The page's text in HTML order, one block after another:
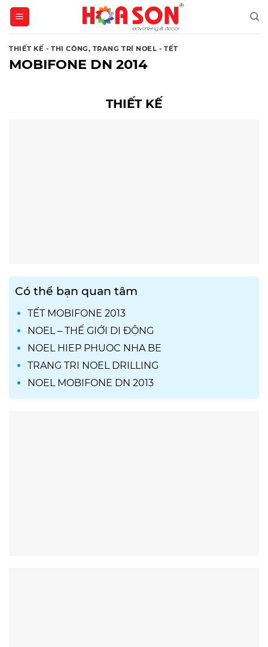
Skip
content
THIẾT KẾ - THI CÔNG, TRANG TRÍ NOEL - TẾT
MOBIFONE DN 2014
THIẾT KẾ
Có thể bạn quan tâm
TẾT MOBIFONE 2013
NOEL – THẾ GIỚI DI ĐỘNG
NOEL HIEP PHUOC NHA BE
TRANG TRI NOEL DRILLING
NOEL MOBIFONE DN 2013